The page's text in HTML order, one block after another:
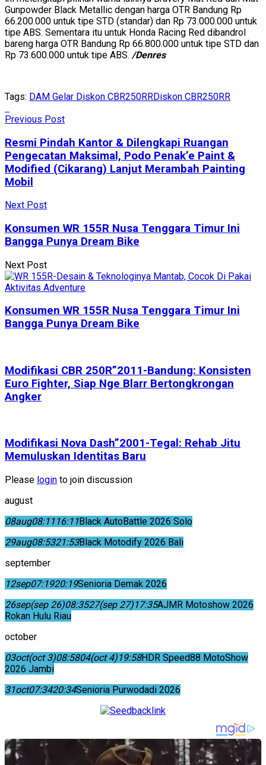
Gunpowder Black Metallic dengan harga OTR Bandung Rp
66.200.000 untuk tipe STD (standar) dan Rp 73.000.000 untuk
tipe ABS. Sementara itu untuk Honda Racing Red dibandrol
bareng harga OTR Bandung Rp 66.800.000 untuk tipe STD dan
Rp 73.600.000 untuk tipe ABS. /Denres
Tags: DAM Gelar Diskon CBR250RRDiskon CBR250RR
Previous Post
Resmi Pindah Kantor & Dilengkapi Ruangan
Pengecatan Maksimal, Podo Penak’e Paint &
Modified (Cikarang) Lanjut Merambah Painting
Mobil
Next Post
Konsumen WR 155R Nusa Tenggara Timur Ini
Bangga Punya Dream Bike
Next Post
Konsumen WR 155R Nusa Tenggara Timur Ini
Bangga Punya Dream Bike
Modifikasi CBR 250R”2011-Bandung: Konsisten
Euro Fighter, Siap Nge Blarr Bertongkrongan
Angker
Modifikasi Nova Dash”2001-Tegal: Rehab Jitu
Memuluskan Identitas Baru
Please login to join discussion
august
08aug08:1116:11Black AutoBattle 2026 Solo
29aug08:5321:53Black Motodify 2026 Bali
september
12sep07:1920:19Senioria Demak 2026
26sep(sep 26)08:3527(sep 27)17:35AJMR Motoshow 2026
Rokan Hulu Riau
october
03oct(oct 3)08:5804(oct 4)19:58HDR Speed88 MotoShow
2026 Jambi
31oct07:3420:34Senioria Purwodadi 2026